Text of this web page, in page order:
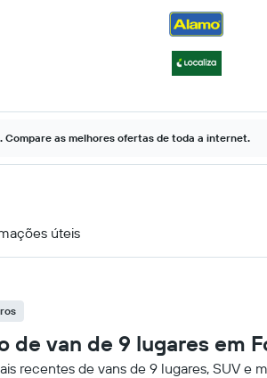
Compare as melhores ofertas de toda a internet.
úteis
de van de 9 lugares em
recentes de vans de 9 lugares, SUV e